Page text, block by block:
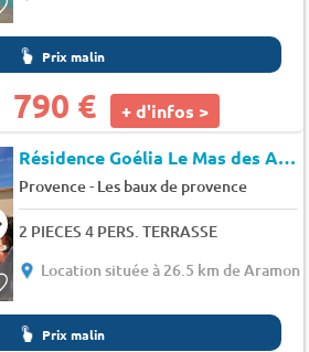
Prix malin
790 € + d'infos >
Résidence Goélia Le Mas des Arènes Mouriès
Provence- Les baux de provence
2 PIECES 4 PERS. TERRASSE
Location située à 26.5 km de Aramon
Prix malin